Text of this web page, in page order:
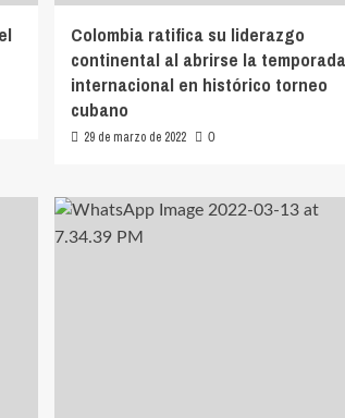
Colombia ratifica su liderazgo
continental al abrirse la temporada
internacional en histórico torneo
cubano
29 de marzo de 2022 0